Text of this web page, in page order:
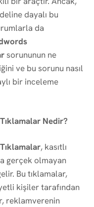
dayalı bu
da
sorununun ne
ve bu sorunu nasıl
bir inceleme
Nedir?
, kasıtlı
gerçek olmayan
Bu tıklamalar,
kişiler tarafından
reklamverenin